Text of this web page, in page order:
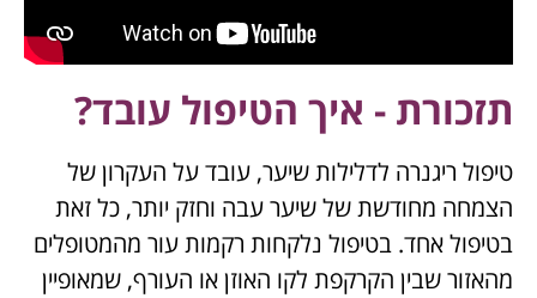
תזכורת - איך הטיפול עובד?
טיפול ריגנרה לדלילות שיער, עובד על העקרון של
הצמחה מחודשת של שיער עבה וחזק יותר, כל זאת
בטיפול אחד. בטיפול נלקחות רקמות עור מהמטופלים
מהאזור שבין הקרקפת לקו האוזן או העורף, שמאופיין